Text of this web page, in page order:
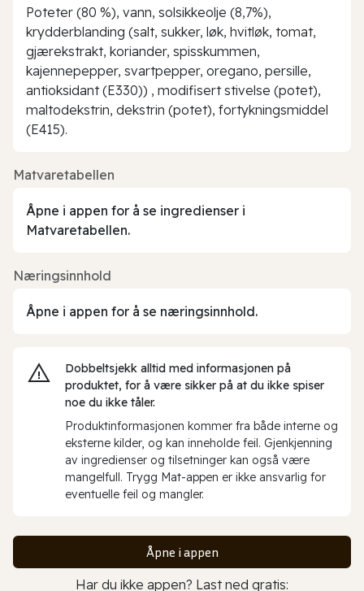
Poteter (80 %), vann, solsikkeolje (8,7%),
krydderblanding (salt, sukker, løk, hvitløk, tomat,
gjærekstrakt, koriander, spisskummen,
kajennepepper, svartpepper, oregano, persille,
antioksidant (E330)) , modifisert stivelse (potet),
maltodekstrin, dekstrin (potet), fortykningsmiddel
(E415).
Matvaretabellen
Åpne i appen for å se ingredienser i
Matvaretabellen.
Næringsinnhold
Åpne i appen for å se næringsinnhold.
Dobbeltsjekk alltid med informasjonen på
produktet, for å være sikker på at du ikke spiser
noe du ikke tåler.
Produktinformasjonen kommer fra både interne og
eksterne kilder, og kan inneholde feil. Gjenkjenning
av ingredienser og tilsetninger kan også være
mangelfull. Trygg Mat-appen er ikke ansvarlig for
eventuelle feil og mangler.
Åpne i appen
Har du ikke appen? Last ned gratis: